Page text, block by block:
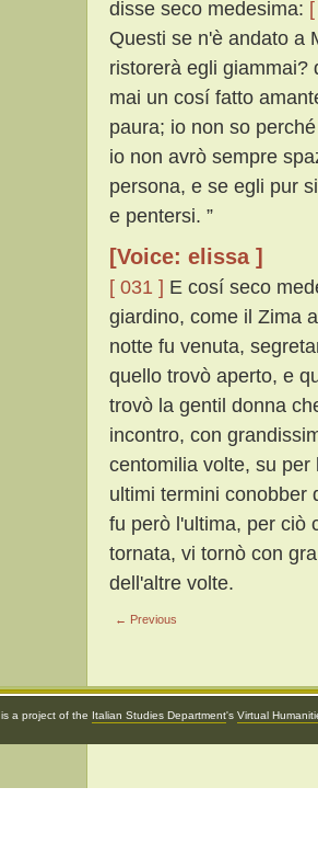
disse seco medesima:
Questi se n'è andato a
ristorerà egli giammai?
mai un cosí fatto
paura; io non so
io non avrò sempre
persona, e se egli pur
e pentersi. ”
[Voice: elissa ]
[ 031 ] E cosí seco
giardino, come il Zima
notte fu venuta,
quello trovò aperto, e
trovò la gentil donna
incontro, con
centomilia volte, su
ultimi termini conobber
fu però l'ultima, per ciò
tornata, vi tornò con
dell'altre volte.
← Previous
is a project of the Italian Studies Department's Virtual